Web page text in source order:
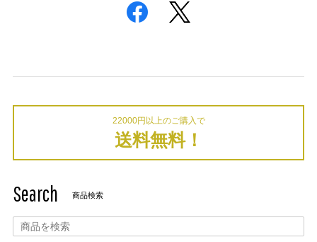
22000円以上のご購入で
送料無料！
Search 商品検索